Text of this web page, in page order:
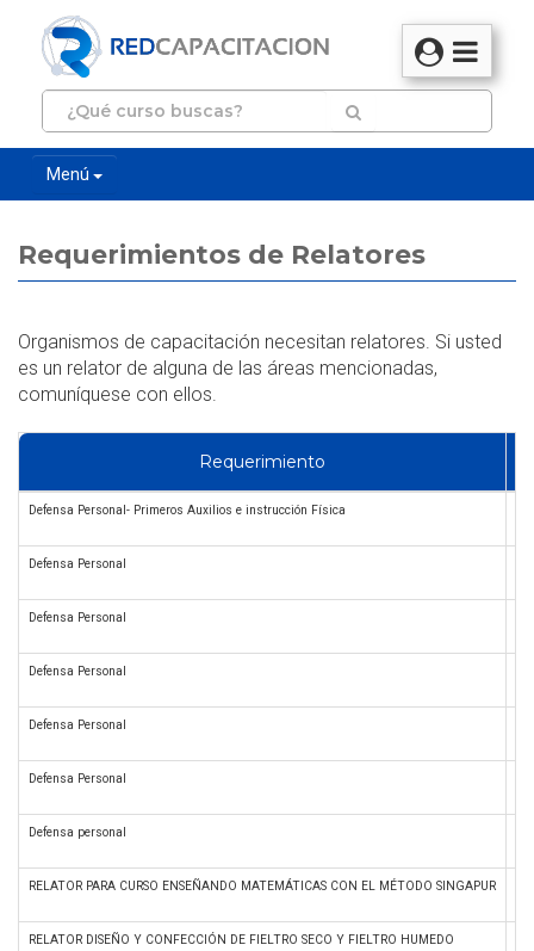
Menú
Requerimientos de Relatores
Organismos de capacitación necesitan relatores. Si usted
es un relator de alguna de las áreas mencionadas,
comuníquese con ellos.
Requerimiento
Defensa Personal- Primeros Auxilios e instrucción Física
Defensa Personal
Defensa Personal
Defensa Personal
Defensa Personal
Defensa Personal
Defensa personal
RELATOR PARA CURSO ENSEÑANDO MATEMÁTICAS CON EL MÉTODO SINGAPUR
RELATOR DISEÑO Y CONFECCIÓN DE FIELTRO SECO Y FIELTRO HUMEDO